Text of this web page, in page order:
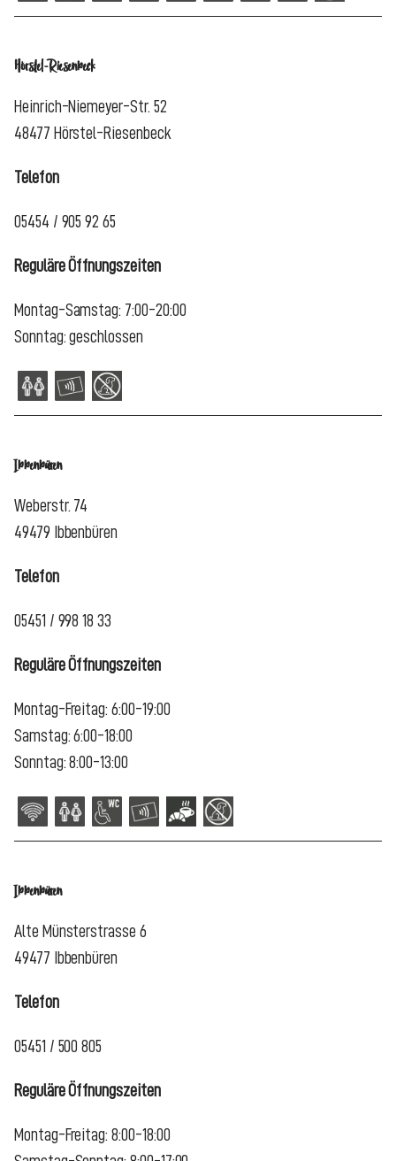
Hörstel-Riesenbeck
Heinrich-Niemeyer-Str. 52
48477 Hörstel-Riesenbeck
Telefon
05454 / 905 92 65
Reguläre Öffnungszeiten
Montag-Samstag: 7:00-20:00
Sonntag: geschlossen
Ibbenbüren
Weberstr. 74
49479 Ibbenbüren
Telefon
05451 / 998 18 33
Reguläre Öffnungszeiten
Montag-Freitag: 6:00-19:00
Samstag: 6:00-18:00
Sonntag: 8:00-13:00
Ibbenbüren
Alte Münsterstrasse 6
49477 Ibbenbüren
Telefon
05451 / 500 805
Reguläre Öffnungszeiten
Montag-Freitag: 8:00-18:00